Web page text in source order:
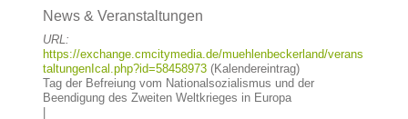
News & Veranstaltungen
URL:
https://exchange.cmcitymedia.de/muehlenbeckerland/verans
taltungenIcal.php?id=58458973(Kalendereintrag)
Tag der Befreiung vom Nationalsozialismus und der
Beendigung des Zweiten Weltkrieges in Europa